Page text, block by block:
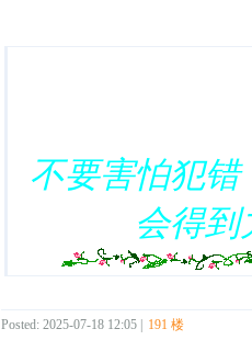
不要害怕犯
会得到
Posted: 2025-07-18 12:05 | 191 楼